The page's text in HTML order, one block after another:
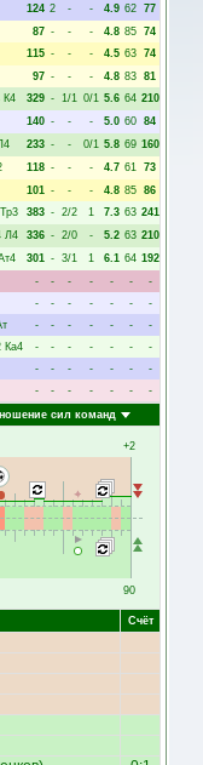
124 2 - - 4.9 62 77
87 - - - 4.8 85 74
115 - - - 4.5 63 74
97 - - - 4.8 83 81
К4 329 - 1/1 0/1 5.6 64 210
140 - - - 5.0 60 84
233 - - 0/1 5.8 69 160
118 - - - 4.7 61 73
101 - - - 4.8 85 86
Тр3 383 - 2/2 1 7.3 63 241
Л4 336 - 2/0 - 5.2 63 210
301 - 3/1 1 6.1 64 192
- - - - - -
-
- - - - - -
-
- - - - - -
-
Ка4 - - - - - -
-
- - - - - -
-
- - - - - -
-
сил команд
+2
90
Счёт